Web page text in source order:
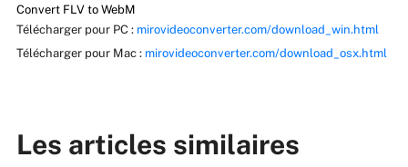
Convert FLV to WebM
Télécharger pour PC : mirovideoconverter.com/download_win.html
Télécharger pour Mac : mirovideoconverter.com/download_osx.html
Les articles similaires